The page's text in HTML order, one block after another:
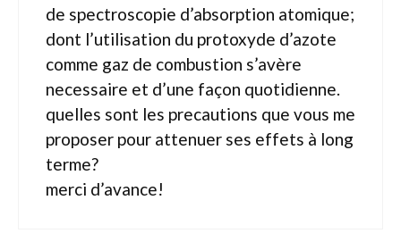
de spectroscopie d’absorption atomique;
dont l’utilisation du protoxyde d’azote
comme gaz de combustion s’avère
necessaire et d’une façon quotidienne.
quelles sont les precautions que vous me
proposer pour attenuer ses effets à long
terme?
merci d’avance!